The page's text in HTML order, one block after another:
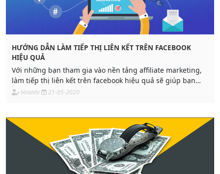
HƯỚNG DẪN LÀM TIẾP THỊ LIÊN KẾT TRÊN FACEBOOK
HIỆU QUẢ
Với những bạn tham gia vào nền tảng affiliate marketing,
làm tiếp thị liên kết trên facebook hiệu quả sẽ giúp bạn
tăng hoa hồng. Facebook hiện tại là một trong những kênh
Hoantv 21-05-2020